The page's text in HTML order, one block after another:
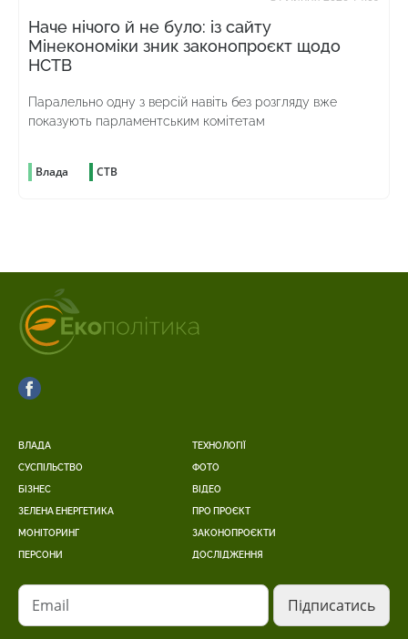
Наче нічого й не було: із сайту
Мінекономіки зник законопроєкт щодо
НСТВ
Паралельно одну з версій навіть без розгляду вже
показують парламентським комітетам
Влада СТВ
ВЛАДА
СУСПІЛЬСТВО
БІЗНЕС
ЗЕЛЕНА ЕНЕРГЕТИКА
МОНІТОРИНГ
ПЕРСОНИ
ТЕХНОЛОГІЇ
ФОТО
ВІДЕО
ПРО ПРОЄКТ
ЗАКОНОПРОЄКТИ
ДОСЛІДЖЕННЯ
Email